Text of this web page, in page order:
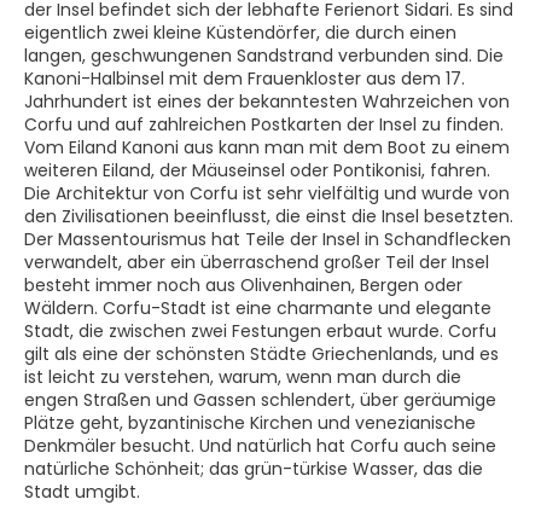
der Insel befindet sich der lebhafte Ferienort Sidari. Es sind
eigentlich zwei kleine Küstendörfer, die durch einen
langen, geschwungenen Sandstrand verbunden sind. Die
Kanoni-Halbinsel mit dem Frauenkloster aus dem 17.
Jahrhundert ist eines der bekanntesten Wahrzeichen von
Corfu und auf zahlreichen Postkarten der Insel zu finden.
Vom Eiland Kanoni aus kann man mit dem Boot zu einem
weiteren Eiland, der Mäuseinsel oder Pontikonisi, fahren.
Die Architektur von Corfu ist sehr vielfältig und wurde von
den Zivilisationen beeinflusst, die einst die Insel besetzten.
Der Massentourismus hat Teile der Insel in Schandflecken
verwandelt, aber ein überraschend großer Teil der Insel
besteht immer noch aus Olivenhainen, Bergen oder
Wäldern. Corfu-Stadt ist eine charmante und elegante
Stadt, die zwischen zwei Festungen erbaut wurde. Corfu
gilt als eine der schönsten Städte Griechenlands, und es
ist leicht zu verstehen, warum, wenn man durch die
engen Straßen und Gassen schlendert, über geräumige
Plätze geht, byzantinische Kirchen und venezianische
Denkmäler besucht. Und natürlich hat Corfu auch seine
natürliche Schönheit; das grün-türkise Wasser, das die
Stadt umgibt.